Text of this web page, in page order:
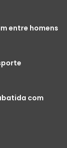
entre homens
com